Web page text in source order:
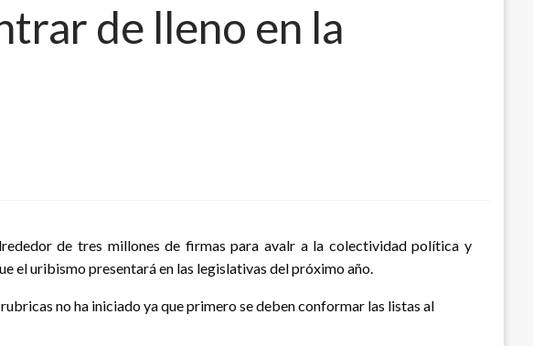
de lleno en la
de tres millones de firmas para avalr a la colectividad política y
el uribismo presentará en las legislativas del próximo año.
no ha iniciado ya que primero se deben conformar las listas al